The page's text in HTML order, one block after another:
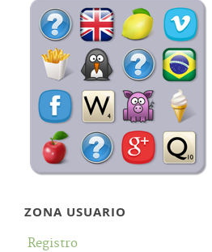
ZONA USUARIO
Registro